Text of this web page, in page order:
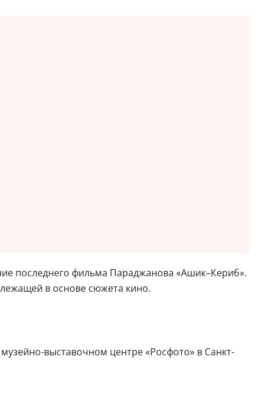
последнего фильма Параджанова «Ашик–Кериб».
в основе сюжета кино.
выставочном центре «Росфото» в Санкт-